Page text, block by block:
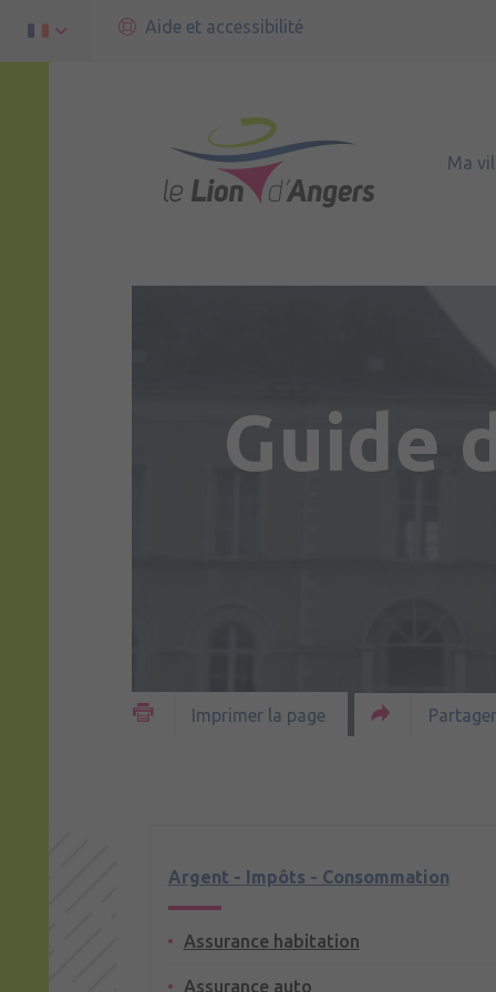
Aide et accessibilité
Ma
Guide
Imprimer la page
Argent - Impôts - Consommation
Assurance habitation
Assurance auto